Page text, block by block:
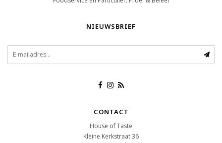
NIEUWSBRIEF
CONTACT
House of Taste
Kleine Kerkstraat 36